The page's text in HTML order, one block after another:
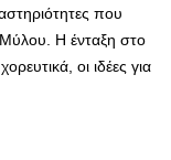
που
Μύλου. Η ένταξη στο
οι ιδέες για